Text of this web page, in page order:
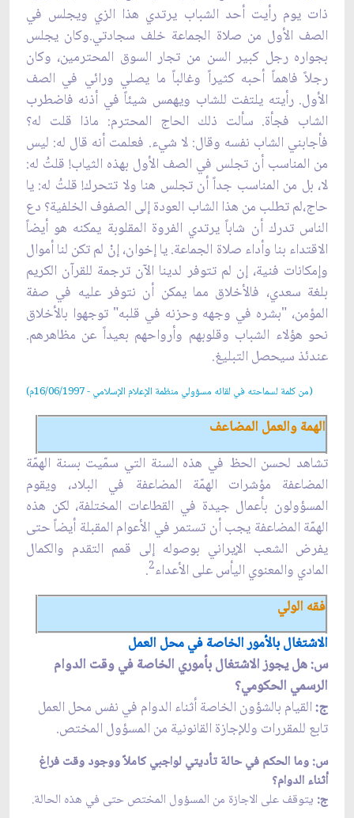
ذات يوم رأيت أحد الشباب يرتدي هذا الزي ويجلس في
الصف الأول من صلاة الجماعة خلف سجادتي.وكان يجلس
بجواره رجل كبير السن من تجار السوق المحترمين، وكان
رجلاً فاهماً أحبه كثيراً وغالباً ما يصلي ورائي في الصف
الأول. رأيته يلتفت للشاب ويهمس شيئاً في أذنه فاضطرب
الشاب فجأة. سألت ذلك الحاج المحترم: ماذا قلت له؟
فأجابني الشاب نفسه وقال: لا شيء. فعلمت أنه قال له: ليس
من المناسب أن تجلس في الصف الأول بهذه الثياب! قلتُ له:
لا، بل من المناسب جداً أن تجلس هنا ولا تتحرك! قلتُ له: يا
حاج،لم تطلب من هذا الشاب العودة إلى الصفوف الخلفية؟ دع
الناس تدرك أن شاباً يرتدي الفروة المقلوبة يمكنه هو أيضاً
الاقتداء بنا وأداء صلاة الجماعة. يا إخوان، إنْ لم تكن لنا أموال
وإمكانات فنية، إن لم تتوفر لدينا الآن ترجمة للقرآن الكريم
بلغة سعدي، فالأخلاق مما يمكن أن نتوفر عليه في صفة
المؤمن، "بشره في وجهه وحزنه في قلبه" توجهوا بالأخلاق
نحو هؤلاء الشباب وقلوبهم وأرواحهم بعيداً عن مظاهرهم.
عندئذ سيحصل التبليغ.
(من كلمة لسماحته في لقائه مسؤولي منظمة الإعلام الإسلامي - 16/06/1997م)
الهمة والعمل المضاعف
تشاهد لحسن الحظ في هذه السنة التي سمّيت بسنة الهمّة
المضاعفة مؤشرات الهمّة ‌المضاعفة في البلاد، ويقوم
المسؤولون بأعمال جيدة في القطاعات المختلفة، لكن هذه
الهمّة المضاعفة يجب أن تستمر في الأعوام المقبلة‌ أيضاً حتى
يفرض الشعب الإيراني بوصوله إلى قمم التقدم والكمال
المادي والمعنوي اليأس على الأعداء2
.
فقه الولي
الاشتغال بالأمور الخاصة في محل العمل
س: هل يجوز الاشتغال بأموري الخاصة في وقت الدوام
الرسمي الحكومي؟
ج:القيام بالشؤون الخاصة أثناء الدوام في نفس محل العمل
تابع للمقررات وللإجازة القانونية من المسؤول المختص.‏
س: وما الحكم في حالة تأديتي لواجبي كاملاً ووجود وقت فراغ
أثناء الدوام؟
ج: يتوقف على الاجازة من المسؤول المختص حتى في هذه الحالة.